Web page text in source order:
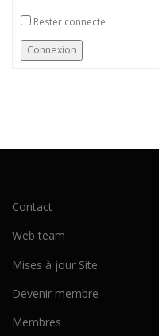
Rester connecté
Connexion
Contact
Web team
Mises à jour Site
Devenir membre
Membres